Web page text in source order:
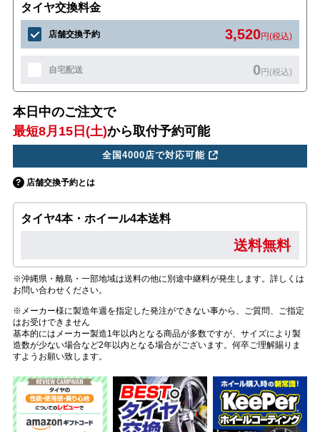
タイヤ交換料金
店舗交換予約 3,520円(税込)
自宅配送 0円(税込)
本日中のご注文で
最短8月15日(土)から取付予約可能
全国4000店で対応可能
店舗交換予約とは
タイヤ4本・ホイール4本送料
送料無料
※沖縄県・離島・一部地域は送料の他に別途中継料が発生します。詳しくは
お問い合わせください。
※メーカー様に製造年週を指定した発注ができない事から、ご質問、ご指定
はお受けできません
基本的にはメーカー製造1年以内となる商品が多数ですが、サイズにより製
造数が少ない場合など2年以内となる場合がございます。何卒ご理解賜りま
すようお願い致します。